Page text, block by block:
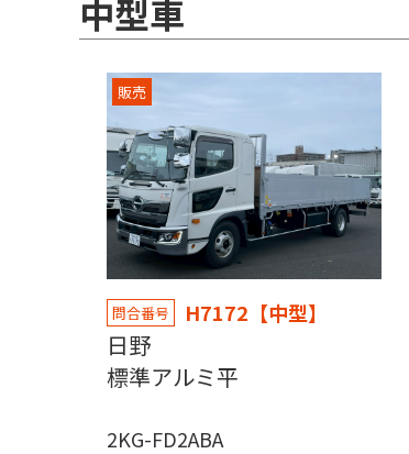
中型車
販売
問合番号 H7172【中型】
日野
標準アルミ平
2KG-FD2ABA